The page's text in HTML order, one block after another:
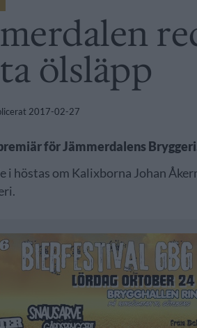
ölsläpp
2017-02-27
för Jämmerdalens
i höstas om Kalixborna Johan